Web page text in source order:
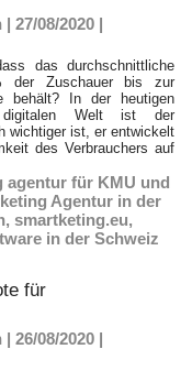
27/08/2020 |
das durchschnittliche
der Zuschauer bis zur
behält? In der heutigen
digitalen Welt ist der
wichtiger ist, er entwickelt
des Verbrauchers auf
agentur für KMU und
Agentur in der
, smartketing.eu,
in der Schweiz
für
26/08/2020 |